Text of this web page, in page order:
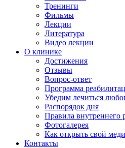
Тренинги
Фильмы
Лекции
Литература
Видео лекции
О клинике
Достижения
Отзывы
Вопрос-ответ
Программа
Убедим лечиться
Распорядок дня
Правила внутреннего
Фотогалерея
Как открыть свой
Контакты